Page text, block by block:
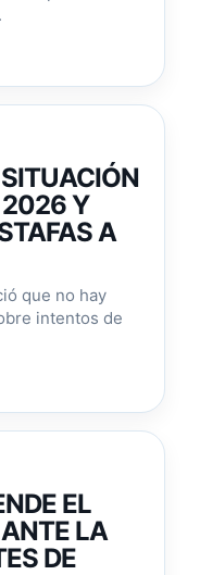
2026 Y
A
que no hay
intentos de
EL
LA
DE